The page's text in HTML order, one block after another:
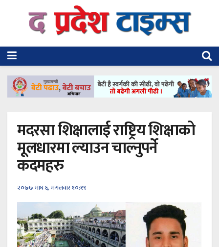
मदरसा शिक्षालाई राष्ट्रिय शिक्षाको
मूलधारमा ल्याउन चाल्नुपर्ने
कदमहरु
२०७७ माघ ६, मंगलवार १०:१९